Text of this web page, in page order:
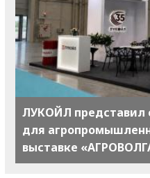
ЛУКОЙЛ представил
для
выставке